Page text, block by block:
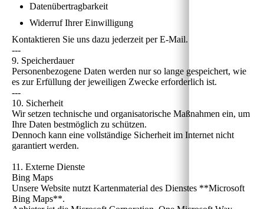
Datenübertragbarkeit
Widerruf Ihrer Einwilligung
Kontaktieren Sie uns dazu jederzeit per E-Mail.
---
9. Speicherdauer
Personenbezogene Daten werden nur so lange gespeichert, wie
es zur Erfüllung der jeweiligen Zwecke erforderlich ist.
---
10. Sicherheit
Wir setzen technische und organisatorische Maßnahmen ein, um
Ihre Daten bestmöglich zu schützen.
Dennoch kann eine vollständige Sicherheit im Internet nicht
garantiert werden.
11. Externe Dienste
Bing Maps
Unsere Website nutzt Kartenmaterial des Dienstes **Microsoft
Bing Maps**.